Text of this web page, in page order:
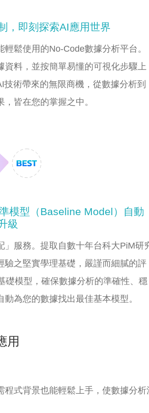
，即刻探索AI應用世界
鬆使用的No-Code數據分析平台。
資料，並按簡單易懂的可視化步驟上
技術帶來的無限商機，從數據分析到
皆在您的掌握之中。
模型（Baseline Model）自動
級
」服務。提取自數十年台科大PiM研
驗之堅實學理基礎，嚴謹而細膩的評
礎模型，確保數據分析的準確性、穩
為您的數據找出最佳基本模型。
用
程式背景也能輕鬆上手，使數據分析